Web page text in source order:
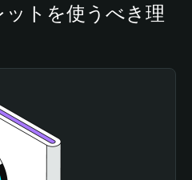
トを使うべき理